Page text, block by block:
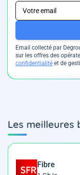
Email collecté par
sur les offres des
confidentialité et de
Les meilleures
Fibre